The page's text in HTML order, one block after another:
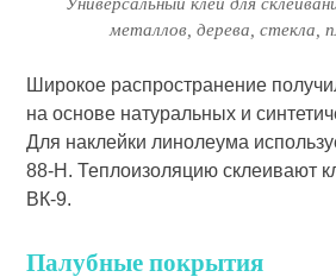
металлов, дерева, стекла,
Широкое распространение
на основе нату­ральных и
Для наклейки линолеума
88-Н. Теплоизоляцию склеивают
ВК-9.
Палубные покрытия